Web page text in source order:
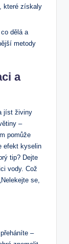
které získaly
dělá a
metody
a
jíst živiny
–
pomůže
efekt kyselin
tip? Dejte
vody. Což
se,
–